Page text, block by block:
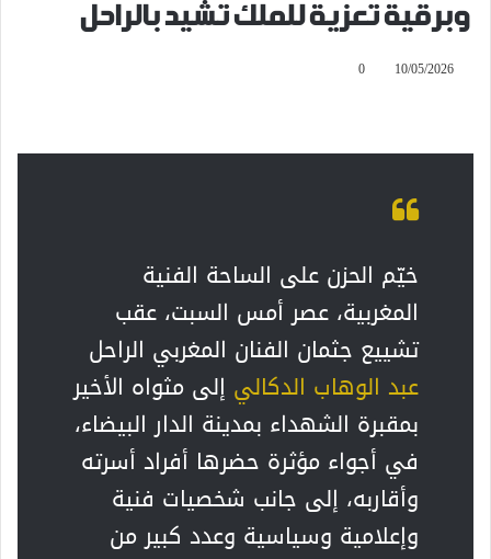
وبرقية تعزية للملك تشيد بالراحل
10/05/2026
0
خيّم الحزن على الساحة الفنية
المغربية، عصر أمس السبت، عقب
تشييع جثمان الفنان المغربي الراحل
عبد الوهاب الدكالي إلى مثواه الأخير
بمقبرة الشهداء بمدينة الدار البيضاء،
في أجواء مؤثرة حضرها أفراد أسرته
وأقاربه، إلى جانب شخصيات فنية
وإعلامية وسياسية وعدد كبير من